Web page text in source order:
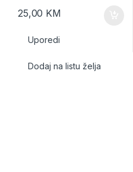
25,00 KM
Uporedi
Dodaj na listu želja